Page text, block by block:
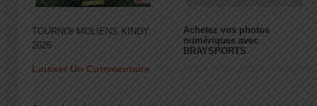
TOURNOI MOLIENS KINDY
2026
Achetez vos photos
numériques avec
BRAYSPORTS
Laisser Un Commentaire